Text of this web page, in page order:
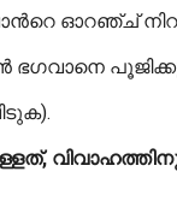
ഓറഞ്ച്
ഭഗവാനെ